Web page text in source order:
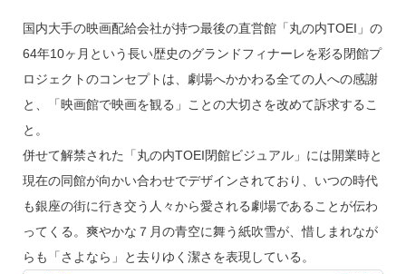
国内大手の映画配給会社が持つ最後の直営館「丸の内TOEI」の
64年10ヶ月という長い歴史のグランドフィナーレを彩る閉館プ
ロジェクトのコンセプトは、劇場へかかわる全ての人への感謝
と、「映画館で映画を観る」ことの大切さを改めて訴求するこ
と。
併せて解禁された「丸の内TOEI閉館ビジュアル」には開業時と
現在の同館が向かい合わせでデザインされており、いつの時代
も銀座の街に行き交う人々から愛される劇場であることが伝わ
ってくる。爽やかな７月の青空に舞う紙吹雪が、惜しまれなが
らも「さよなら」と去りゆく潔さを表現している。